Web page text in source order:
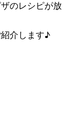
のレシピが放
介します♪